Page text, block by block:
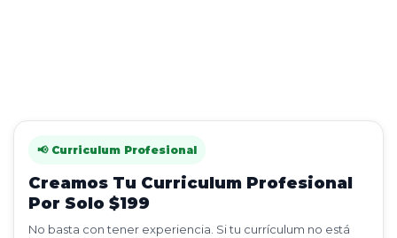
📢 Curriculum Profesional
Creamos Tu Curriculum Profesional
Por Solo $199
No basta con tener experiencia. Si tu currículum no está